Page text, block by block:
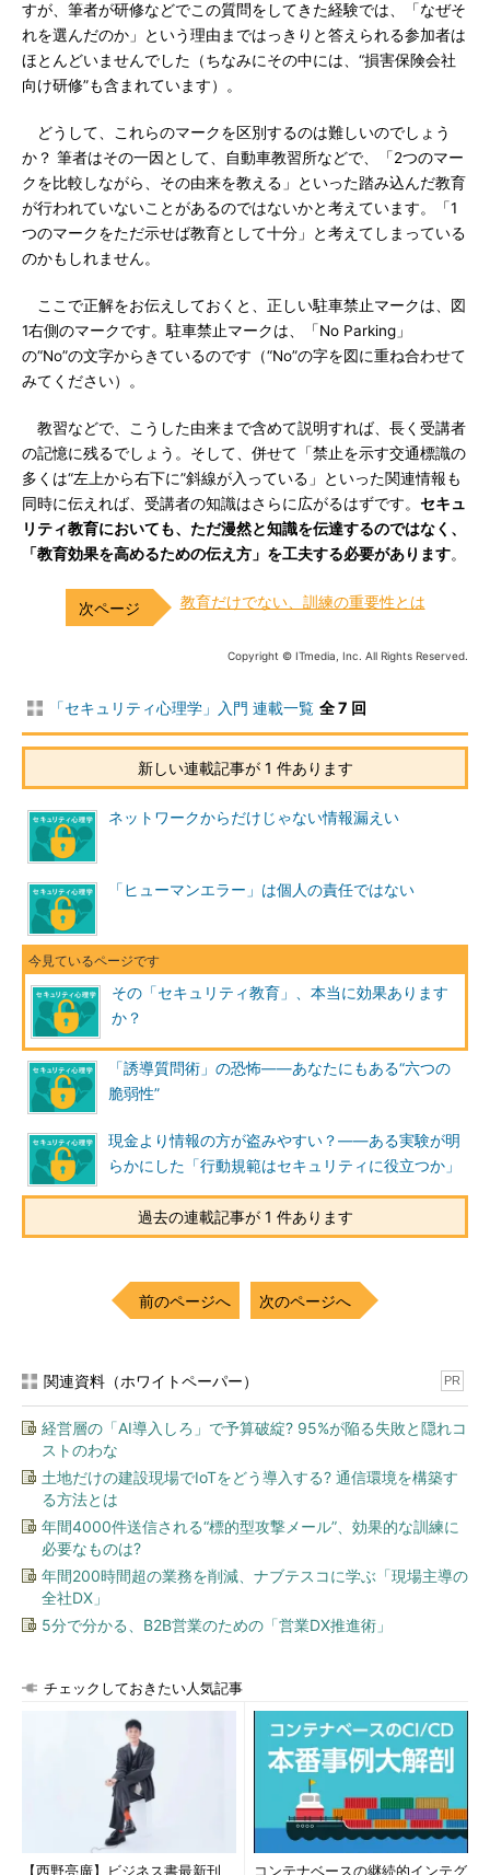
すが、筆者が研修などでこの質問をしてきた経験では、「なぜそ
れを選んだのか」という理由まではっきりと答えられる参加者は
ほとんどいませんでした（ちなみにその中には、“損害保険会社
向け研修”も含まれています）。
どうして、これらのマークを区別するのは難しいのでしょう
か？ 筆者はその一因として、自動車教習所などで、「2つのマー
クを比較しながら、その由来を教える」といった踏み込んだ教育
が行われていないことがあるのではないかと考えています。「1
つのマークをただ示せば教育として十分」と考えてしまっている
のかもしれません。
ここで正解をお伝えしておくと、正しい駐車禁止マークは、図
1右側のマークです。駐車禁止マークは、「No Parking」
の“No”の文字からきているのです（“No”の字を図に重ね合わせて
みてください）。
教習などで、こうした由来まで含めて説明すれば、長く受講者
の記憶に残るでしょう。そして、併せて「禁止を示す交通標識の
多くは“左上から右下に”斜線が入っている」といった関連情報も
同時に伝えれば、受講者の知識はさらに広がるはずです。 セキュ
リティ教育においても、ただ漫然と知識を伝達するのではなく、
「教育効果を高めるための伝え方」を工夫する必要があります。
教育だけでない、訓練の重要性とは
Copyright © ITmedia, Inc. All Rights Reserved.
「セキュリティ心理学」入門 連載一覧 全 7 回
新しい連載記事が 1 件あります
ネットワークからだけじゃない情報漏えい
「ヒューマンエラー」は個人の責任ではない
その「セキュリティ教育」、本当に効果あります
か？
「誘導質問術」の恐怖――あなたにもある“六つの
脆弱性”
現金より情報の方が盗みやすい？――ある実験が明
らかにした「行動規範はセキュリティに役立つか」
過去の連載記事が 1 件あります
前のページへ 次のページへ
関連資料（ホワイトペーパー） PR
経営層の「AI導入しろ」で予算破綻? 95%が陥る失敗と隠れコ
ストのわな
土地だけの建設現場でIoTをどう導入する? 通信環境を構築す
る方法とは
年間4000件送信される“標的型攻撃メール”、効果的な訓練に
必要なものは?
年間200時間超の業務を削減、ナブテスコに学ぶ「現場主導の
全社DX」
5分で分かる、B2B営業のための「営業DX推進術」
チェックしておきたい人気記事
【西野亮廣】ビジネス書最新刊 コンテナベースの継続的インテグ